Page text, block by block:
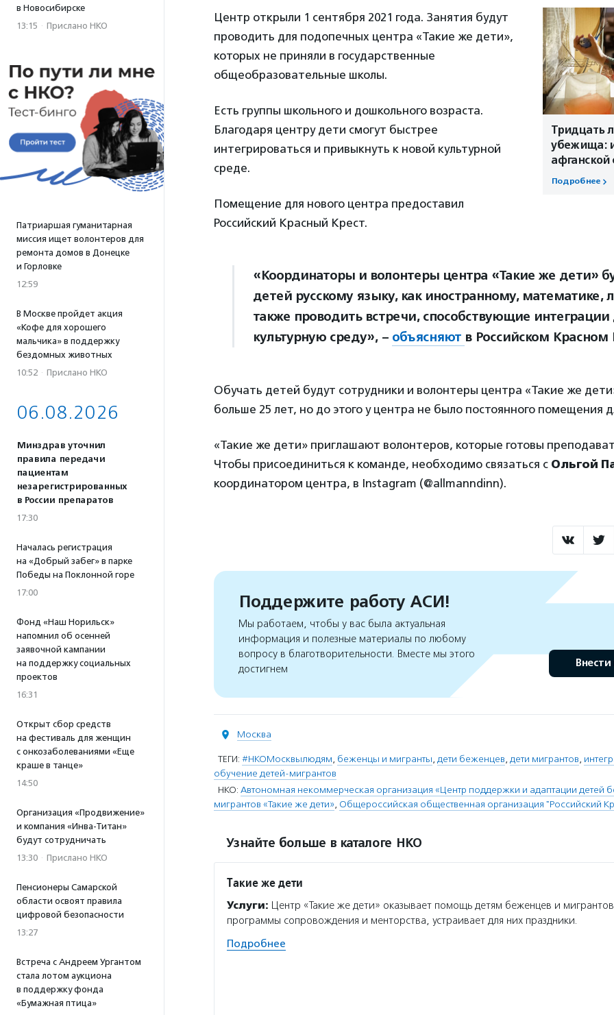
в Новосибирске
13:15 · Прислано НКО
Патриаршая гуманитарная
миссия ищет волонтеров для
ремонта домов в Донецке
и Горловке
12:59
В Москве пройдет акция
«Кофе для хорошего
мальчика» в поддержку
бездомных животных
10:52 · Прислано НКО
06.08.2026
Минздрав уточнил
правила передачи
пациентам
незарегистрированных
в России препаратов
17:30
Началась регистрация
на «Добрый забег» в парке
Победы на Поклонной горе
17:00
Фонд «Наш Норильск»
напомнил об осенней
заявочной кампании
на поддержку социальных
проектов
16:31
Открыт сбор средств
на фестиваль для женщин
с онкозаболеваниями «Еще
краше в танце»
14:50
Организация «Продвижение»
и компания «Инва-Титан»
будут сотрудничать
13:30 · Прислано НКО
Пенсионеры Самарской
области освоят правила
цифровой безопасности
13:27
Встреча с Андреем Ургантом
стала лотом аукциона
в поддержку фонда
«Бумажная птица»
Тридцать
убежища:
афганской
Подробнее
Центр открыли 1 сентября 2021 года. Занятия будут
проводить для подопечных центра «Такие же дети»,
которых не приняли в государственные
общеобразовательные школы.
Есть группы школьного и дошкольного возраста.
Благодаря центру дети смогут быстрее
интегрироваться и привыкнуть к новой культурной
среде.
Помещение для нового центра предоставил
Российский Красный Крест.
«Координаторы и волонтеры центра «Такие же дети»
детей русскому языку, как иностранному, математике,
также проводить встречи, способствующие интеграции
культурную среду», – объясняют в Российском Красном
Обучать детей будут сотрудники и волонтеры центра «Такие же
больше 25 лет, но до этого у центра не было постоянного помещения
«Такие же дети» приглашают волонтеров, которые готовы
Чтобы присоединиться к команде, необходимо связаться с Ольгой
координатором центра, в Instagram (@allmanndinn).
Поддержите работу АСИ!
Мы работаем, чтобы у вас была актуальная
информация и полезные материалы по любому
вопросу в благотворительности. Вместе мы этого
достигнем
Внести
Москва
ТЕГИ: #НКОМосквылюдям, беженцы и мигранты, дети беженцев, дети мигрантов,
обучение детей-мигрантов
НКО: Автономная некоммерческая организация «Центр поддержки и адаптации детей
мигрантов «Такие же дети», Общероссийская общественная организация "Российский
Узнайте больше в каталоге НКО
Такие же дети
Услуги: Центр «Такие же дети» оказывает помощь детям беженцев и
программы сопровождения и менторства, устраивает для них праздники.
Подробнее